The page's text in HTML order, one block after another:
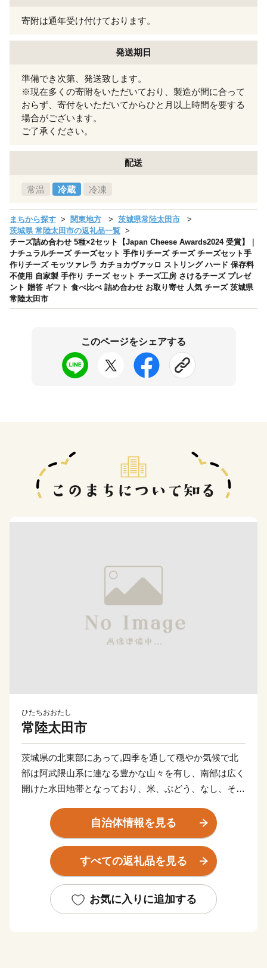
寄附は通年受け付けております。
発送期日
準備でき次第、発送致します。
※現在多くの寄附をいただいており、製造が間に合って
おらず、寄付をいただいてからひと月以上時間を要する
場合がございます。
ご了承ください。
配送
常温 冷蔵 冷凍
まちから探す 関東地方
茨城県常陸太田市
茨城県 常陸太田市の返礼品一覧
チーズ詰め合わせ 5種×2セット【Japan Cheese Awards2024 受賞】｜
ナチュラルチーズ チーズセット 手作りチーズ チーズ チーズセット手
作りチーズ モッツァレラ カチョカヴァッロ ストリング ハード 保存料
不使用 自家製 手作り チーズ セット チーズ工房 さけるチーズ プレゼ
ント 贈答 ギフト 食べ比べ 詰め合わせ お取り寄せ 人気 チーズ 茨城県
常陸太田市
このページをシェアする
ひたちおおたし
常陸太田市
茨城県の北東部にあって,四季を通して穏やか気候で北
部は阿武隈山系に連なる豊かな山々を有し、南部は広く
開けた水田地帯となっており、米、ぶどう、なし、そば
ところです。また、佐竹氏や水戸徳川家に関する社寺や
史跡が数多く残る歴史と文化を大切にしたまちです。そ
んな懐かしい風景や歴史に出会えるまち常陸太田市へぜ
ひお越しください。
自治体情報を見る
すべての返礼品を見る
お気に入りに追加する